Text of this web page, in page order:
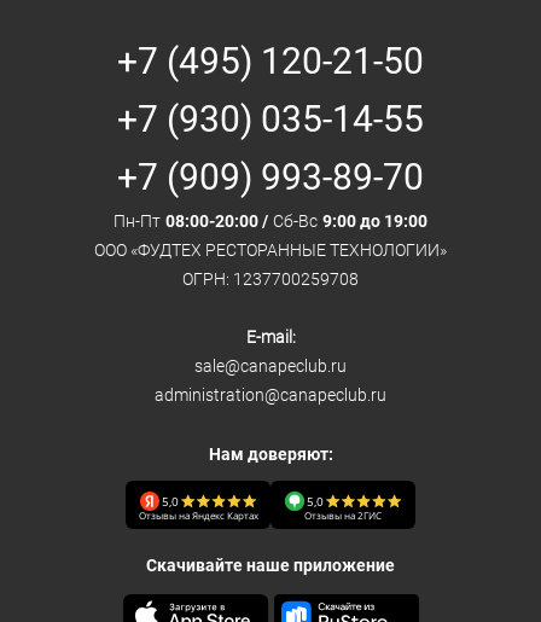
+7 (495) 120-21-50
+7 (930) 035-14-55
+7 (909) 993-89-70
Пн-Пт 08:00-20:00 / Сб-Вс 9:00 до 19:00
ООО «ФУДТЕХ РЕСТОРАННЫЕ ТЕХНОЛОГИИ»
ОГРН: 1237700259708
E-mail:
sale@canapeclub.ru
administration@canapeclub.ru
Нам доверяют:
5,0
Отзывы на Яндекс Картах
5,0
Отзывы на 2ГИС
Скачивайте наше приложение